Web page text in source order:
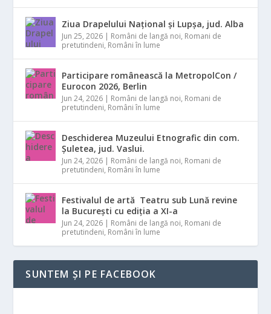
Ziua Drapelului Național și Lupșa, jud. Alba
Jun 25, 2026 | Români de langă noi, Romani de
pretutindeni, Români în lume
Participare românească la MetropolCon /
Eurocon 2026, Berlin
Jun 24, 2026 | Români de langă noi, Romani de
pretutindeni, Români în lume
Deschiderea Muzeului Etnografic din com.
Șuletea, jud. Vaslui.
Jun 24, 2026 | Români de langă noi, Romani de
pretutindeni, Români în lume
Festivalul de artă Teatru sub Lună revine
la București cu ediția a XI-a
Jun 24, 2026 | Români de langă noi, Romani de
pretutindeni, Români în lume
SUNTEM ȘI PE FACEBOOK